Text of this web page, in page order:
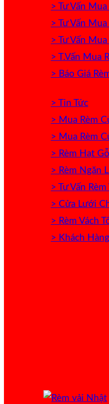
> Tư Vấn
> Tư Vấn
> Tư Vấn
> T.Vấn Mua
> Báo Giá
> Tin Tức
> Mua Rèm
> Mua Rèm
> Rèm Hạt Gỗ
> Rèm Ngăn
> Tư Vấn
> Cửa Lưới
> Rèm Vách
> Khách Hàng